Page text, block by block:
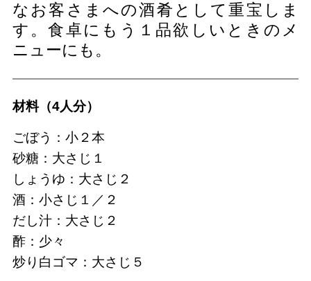
なお客さまへの酒肴として重宝しま
す。食卓にもう１品欲しいときのメ
ニューにも。
材料（4人分）
ごぼう：小２本
砂糖：大さじ１
しょうゆ：大さじ２
酒：小さじ１／２
だし汁：大さじ２
酢：少々
炒り白ゴマ：大さじ５